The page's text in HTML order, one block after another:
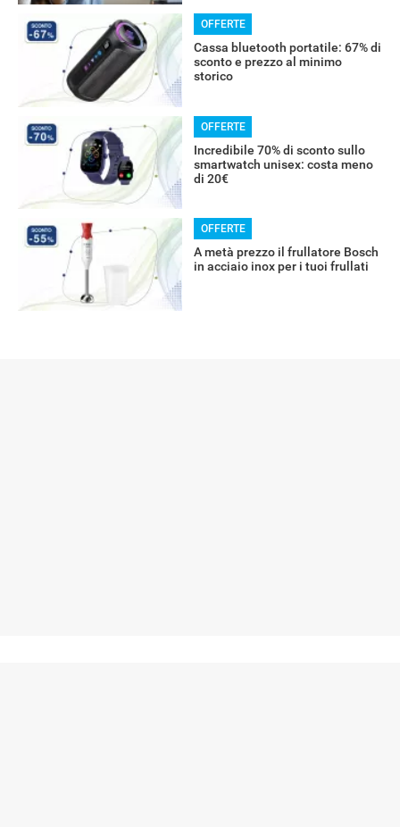
OFFERTE
Cassa bluetooth portatile: 67% di
sconto e prezzo al minimo
storico
OFFERTE
Incredibile 70% di sconto sullo
smartwatch unisex: costa meno
di 20€
OFFERTE
A metà prezzo il frullatore Bosch
in acciaio inox per i tuoi frullati